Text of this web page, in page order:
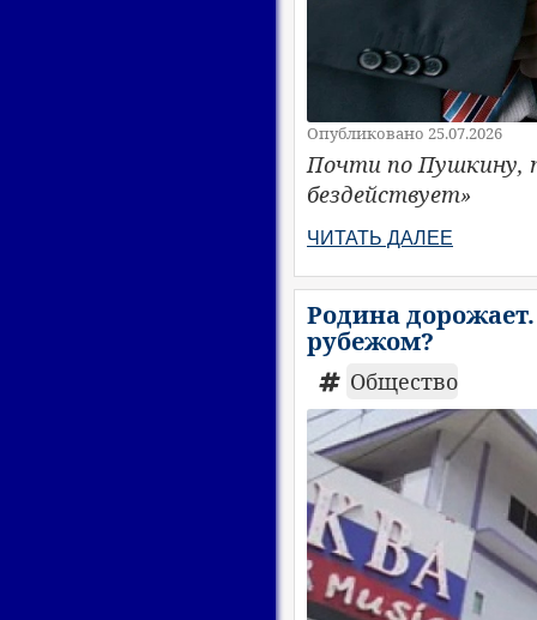
Опубликовано 25.07.2026
Почти по Пушкину,
бездействует»
ЧИТАТЬ ДАЛЕЕ
Родина
рубежом?
Общество